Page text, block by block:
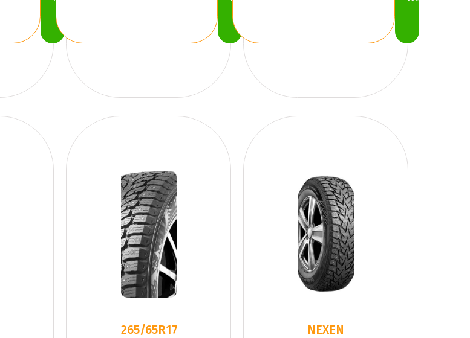
265/65R17
NEXEN